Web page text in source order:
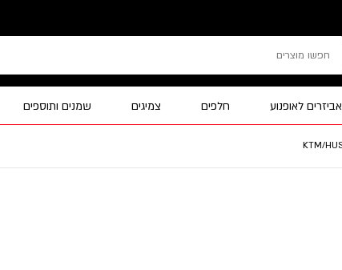
אביזרים לאופנוע חלפים צמיגים שמנים ותוספים